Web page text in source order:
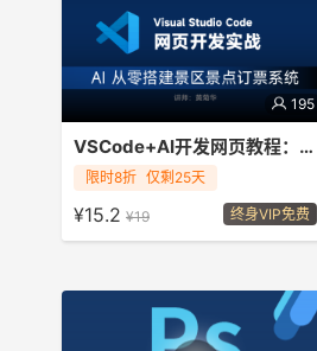
195
VSCode+AI开发网页教程：景区景点订票系统实战
从新建文件夹开始，一步步掌握
VSCode+AI 插件 Trae的高效开发流
程，最终完成一个功能完整的景区景点
订票系统，让 AI 成为你最得力的编程
限时8折 仅剩25天
¥15.2 ¥19 终身VIP免费